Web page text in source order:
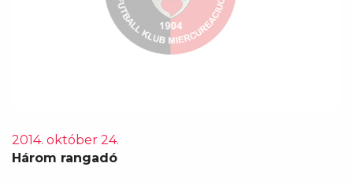
2014. október 24.
Három rangadó